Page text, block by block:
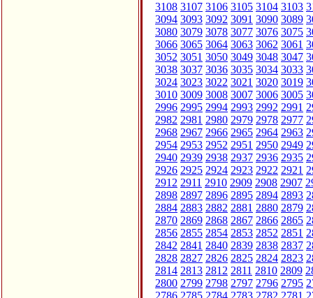
3108 3107 3106 3105 3104 3103
3094 3093 3092 3091 3090 3089
3080 3079 3078 3077 3076 3075
3066 3065 3064 3063 3062 3061
3052 3051 3050 3049 3048 3047
3038 3037 3036 3035 3034 3033
3024 3023 3022 3021 3020 3019
3010 3009 3008 3007 3006 3005
2996 2995 2994 2993 2992 2991
2982 2981 2980 2979 2978 2977
2968 2967 2966 2965 2964 2963
2954 2953 2952 2951 2950 2949
2940 2939 2938 2937 2936 2935
2926 2925 2924 2923 2922 2921
2912 2911 2910 2909 2908 2907
2898 2897 2896 2895 2894 2893
2884 2883 2882 2881 2880 2879
2870 2869 2868 2867 2866 2865
2856 2855 2854 2853 2852 2851
2842 2841 2840 2839 2838 2837
2828 2827 2826 2825 2824 2823
2814 2813 2812 2811 2810 2809
2800 2799 2798 2797 2796 2795